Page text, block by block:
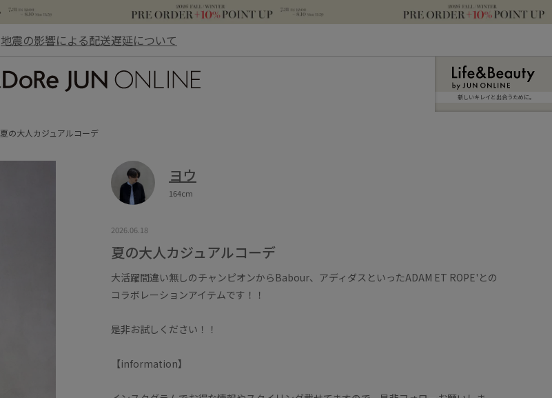
地震の影響による配送遅延について
新しいキレイと出合うために。
夏の大人カジュアルコーデ
ヨウ
164cm
2026.06.18
夏の大人カジュアルコーデ
大活躍間違い無しのチャンピオンからBabour、アディダスといったADAM ET ROPE'との
コラボレーションアイテムです！！
是非お試しください！！
【information】